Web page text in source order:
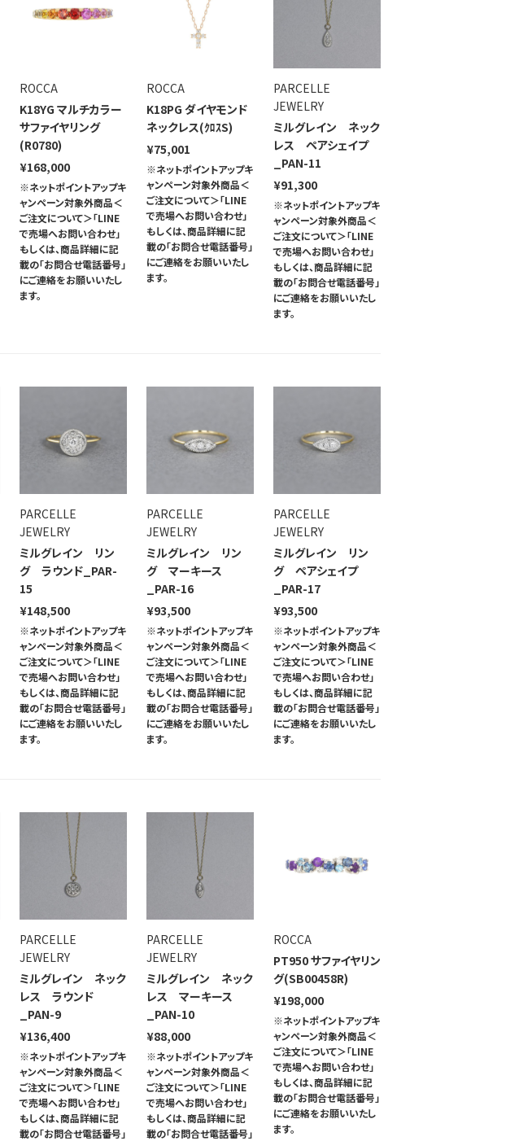
ROCCA
K18YG マルチカラー
サファイヤリング
(R0780)
¥168,000
※ネットポイントアップキ
ャンペーン対象外商品＜
ご注文について＞「LINE
で売場へお問い合わせ」
もしくは、商品詳細に記
載の「お問合せ電話番号」
にご連絡をお願いいたし
ます。
ROCCA
K18PG ダイヤモンド
ネックレス(ｸﾛｽS)
¥75,001
※ネットポイントアップキ
ャンペーン対象外商品＜
ご注文について＞「LINE
で売場へお問い合わせ」
もしくは、商品詳細に記
載の「お問合せ電話番号」
にご連絡をお願いいたし
ます。
PARCELLE
JEWELRY
ミルグレイン ネック
レス ペアシェイプ
_PAN-11
¥91,300
※ネットポイントアップキ
ャンペーン対象外商品＜
ご注文について＞「LINE
で売場へお問い合わせ」
もしくは、商品詳細に記
載の「お問合せ電話番号」
にご連絡をお願いいたし
ます。
PARCELLE
JEWELRY
ミルグレイン リン
グ ラウンド_PAR-
15
¥148,500
※ネットポイントアップキ
ャンペーン対象外商品＜
ご注文について＞「LINE
で売場へお問い合わせ」
もしくは、商品詳細に記
載の「お問合せ電話番号」
にご連絡をお願いいたし
ます。
PARCELLE
JEWELRY
ミルグレイン リン
グ マーキース
_PAR-16
¥93,500
※ネットポイントアップキ
ャンペーン対象外商品＜
ご注文について＞「LINE
で売場へお問い合わせ」
もしくは、商品詳細に記
載の「お問合せ電話番号」
にご連絡をお願いいたし
ます。
PARCELLE
JEWELRY
ミルグレイン リン
グ ペアシェイプ
_PAR-17
¥93,500
※ネットポイントアップキ
ャンペーン対象外商品＜
ご注文について＞「LINE
で売場へお問い合わせ」
もしくは、商品詳細に記
載の「お問合せ電話番号」
にご連絡をお願いいたし
ます。
PARCELLE
JEWELRY
ミルグレイン ネック
レス ラウンド
_PAN-9
¥136,400
※ネットポイントアップキ
ャンペーン対象外商品＜
ご注文について＞「LINE
で売場へお問い合わせ」
もしくは、商品詳細に記
載の「お問合せ電話番号」
PARCELLE
JEWELRY
ミルグレイン ネック
レス マーキース
_PAN-10
¥88,000
※ネットポイントアップキ
ャンペーン対象外商品＜
ご注文について＞「LINE
で売場へお問い合わせ」
もしくは、商品詳細に記
載の「お問合せ電話番号」
ROCCA
PT950 サファイヤリン
グ(SB00458R)
¥198,000
※ネットポイントアップキ
ャンペーン対象外商品＜
ご注文について＞「LINE
で売場へお問い合わせ」
もしくは、商品詳細に記
載の「お問合せ電話番号」
にご連絡をお願いいたし
ます。